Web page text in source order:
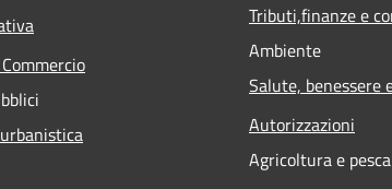
Tributi,finanze e
Ambiente
Salute, benessere
Autorizzazioni
Agricoltura e pesca